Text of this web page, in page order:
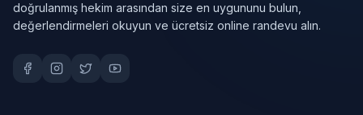
doğrulanmış hekim arasından size en uygununu bulun,
değerlendirmeleri okuyun ve ücretsiz online randevu alın.